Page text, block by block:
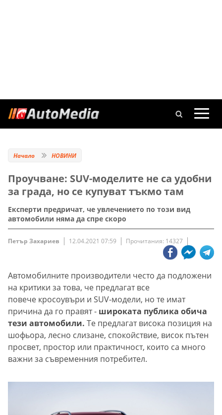
Начало НОВИНИ
Проучване: SUV-моделите не са удобни
за града, но се купуват тъкмо там
Експерти предричат, че увлечението по този вид
автомобили няма да спре скоро
Петър Захариев 12.04.2021 07:59 Прочитания: 14327
Автомобилните производители често да подложени
на критики за това, че предлагат все
повече кросоувъри и SUV-модели, но те имат
причина да го правят - широката публика обича
тези автомобили. Те предлагат висока позиция на
шофьора, лесно слизане, спокойствие, висок пътен
просвет, простор или практичност, които са много
важни за съвременния потребител.